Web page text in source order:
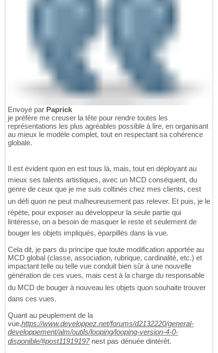
Envoyé par Paprick
je préfère me creuser la tête pour rendre toutes les
représentations les plus agréables possible à lire, en organisant
au mieux le modèle complet, tout en respectant sa cohérence
globale.
Il est évident quon en est tous là, mais, tout en déployant au
mieux ses talents artistiques, avec un MCD conséquent, du
genre de ceux que je me suis coltinés chez mes clients, cest
un défi quon ne peut malheureusement pas relever. Et puis, je le
répète, pour exposer au développeur la seule partie qui
lintéresse, on a besoin de masquer le reste et seulement de
bouger les objets impliqués, éparpillés dans la vue.
Cela dit, je pars du principe que toute modification apportée au
MCD global (classe, association, rubrique, cardinalité, etc.) et
impactant telle ou telle vue conduit bien sûr à une nouvelle
génération de ces vues, mais cest à la charge du responsable
du MCD de bouger à nouveau les objets quon souhaite trouver
dans ces vues.
Quant au peuplement de la
vue,https://www.developpez.net/forums/d2132220/general-
developpement/alm/outils/looping/looping-version-4-0-
disponible/#post11919197nest pas dénuée dintérêt.